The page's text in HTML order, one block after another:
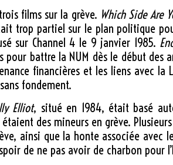
films sur la grève. Which Side Are
trop partiel sur le plan politique
sur Channel 4 le 9 janvier 1985.
battre la NUM dès le début des
financières et les liens avec
fondement.
Elliot, situé en 1984, était basé
des mineurs en grève.
ainsi que la honte associée avec
de ne pas avoir de charbon pour